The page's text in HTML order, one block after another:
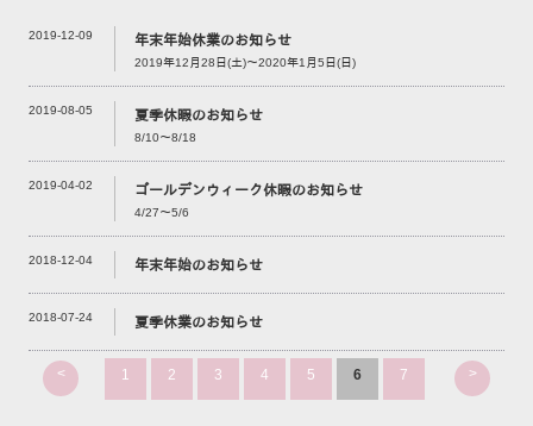
2019-12-09 年末年始休業のお知らせ
2019年12月28日(土)～2020年1月5日(日)
2019-08-05 夏季休暇のお知らせ
8/10～8/18
2019-04-02 ゴールデンウィーク休暇のお知らせ
4/27～5/6
2018-12-04 年末年始のお知らせ
2018-07-24 夏季休業のお知らせ
< 1 2 3 4 5 6 7 >